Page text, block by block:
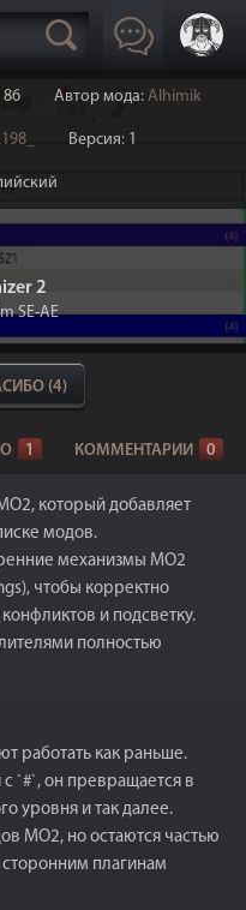
86 Автор мода: Alhimik
Версия: 1
2
SE-AE
(4)
1 КОММЕНТАРИИ 0
который добавляет
модов.
механизмы MO2
чтобы корректно
и подсветку.
полностью
работать как раньше.
`#`, он превращается в
уровня и так далее.
MO2, но остаются частью
плагинам